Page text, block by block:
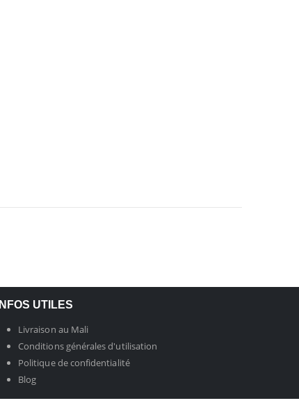
INFOS UTILES
Livraison au Mali
Conditions générales d'utilisation
Politique de confidentialité
Blog